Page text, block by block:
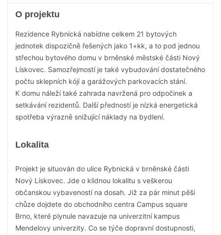
O projektu
Rezidence Rybnická nabídne celkem 21 bytových
jednotek dispozičně řešených jako 1+kk, a to pod jednou
střechou bytového domu v brněnské městské části Nový
Lískovec. Samozřejmostí je také vybudování dostatečného
počtu sklepních kójí a garážových parkovacích stání.
K domu náleží také zahrada navržená pro odpočinek a
setkávání rezidentů. Další předností je nízká energetická
spotřeba výrazně snižující náklady na bydlení.
Lokalita
Projekt je situován do ulice Rybnická v brněnské části
Nový Lískovec. Jde o klidnou lokalitu s veškerou
občanskou vybaveností na dosah. Již za pár minut pěší
chůze dojdete do obchodního centra Campus square
Brno, které plynule navazuje na univerzitní kampus
Mendelovy univerzity. Co se týče dopravní dostupnosti,